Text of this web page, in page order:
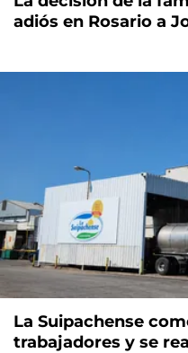
adiós en Rosario a
La Suipachense
trabajadores y se